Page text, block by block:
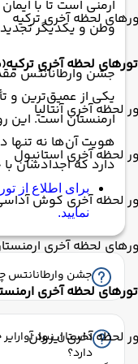
لحظه آخری ترکیه
تورهای لحظه آخری ترکیه
لحظه آخری آنتالیا
لحظه آخری استانبول
لحظه آخری کوش
لحظه آخری
تورهای لحظه آخری
لحظه آخری ایروان
ارمنی است تا با
وطن و یکدیگر
جشن وارطانانتس
یکی از عمیق‌ترین و
ارمنستان است. این
هویت آن‌ها نه تنها
دارد که اجدادشان
برای اطلاع از
نمایید.
جشن وارطانانتس
داستان نبرد
دارد؟